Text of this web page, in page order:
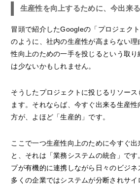
生産性を向上するために、今出来
冒頭で紹介したGoogleの「プロジェク
のように、社内の生産性が高まらない
性向上のための一手を投じるという取
は少ないかもしれません。
そうしたプロジェクトに投じるリソー
ます。それならば、今すぐ出来る生産性
方が、よほど「生産的」です。
ここで一つ生産性向上のために今すぐ
と、それは「業務システムの統合」で
プが有機的に連携しながら日々のビジネ
多くの企業ではシステムが分断されサ